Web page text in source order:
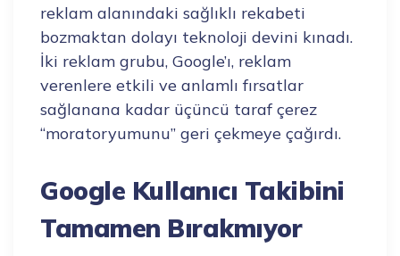
reklam alanındaki sağlıklı rekabeti
bozmaktan dolayı teknoloji devini kınadı.
İki reklam grubu, Google’ı, reklam
verenlere etkili ve anlamlı fırsatlar
sağlanana kadar üçüncü taraf çerez
“moratoryumunu” geri çekmeye çağırdı.
Google Kullanıcı Takibini
Tamamen Bırakmıyor